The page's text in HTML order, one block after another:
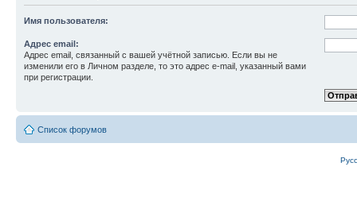
Имя пользователя:
Адрес email:
Адрес email, связанный с вашей учётной записью. Если вы не
изменили его в Личном разделе, то это адрес e-mail, указанный вами
при регистрации.
Список форумов